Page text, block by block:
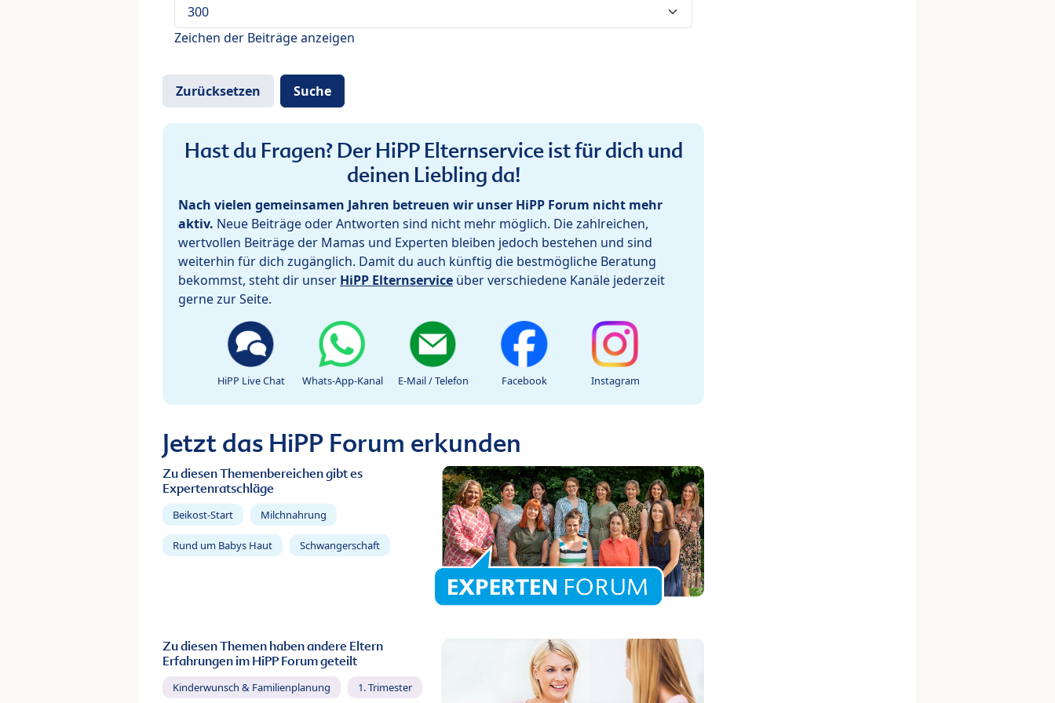
Zeichen der Beiträge anzeigen
Hast du Fragen? Der HiPP Elternservice ist für dich und
deinen Liebling da!
Nach vielen gemeinsamen Jahren betreuen wir unser HiPP Forum nicht mehr
aktiv. Neue Beiträge oder Antworten sind nicht mehr möglich. Die zahlreichen,
wertvollen Beiträge der Mamas und Experten bleiben jedoch bestehen und sind
weiterhin für dich zugänglich. Damit du auch künftig die bestmögliche Beratung
bekommst, steht dir unser HiPP Elternservice über verschiedene Kanäle jederzeit
gerne zur Seite.
HiPP Live Chat Whats-App-Kanal E-Mail / Telefon Facebook Instagram
Jetzt das HiPP Forum erkunden
Zu diesen Themenbereichen gibt es
Expertenratschläge
Beikost-Start Milchnahrung
Rund um Babys Haut Schwangerschaft
Zu diesen Themen haben andere Eltern
Erfahrungen im HiPP Forum geteilt
Kinderwunsch & Familienplanung 1. Trimester